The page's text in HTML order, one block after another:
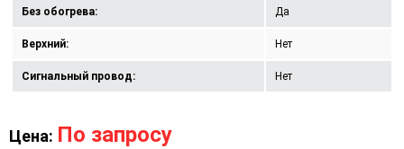
Без обогрева: Да
Верхний: Нет
Сигнальный провод: Нет
Цена: По запросу